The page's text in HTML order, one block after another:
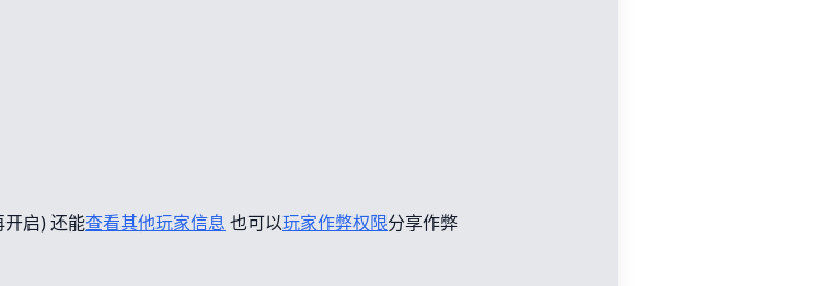
开启) 还能查看其他玩家信息 也可以玩家作弊权限分享作弊